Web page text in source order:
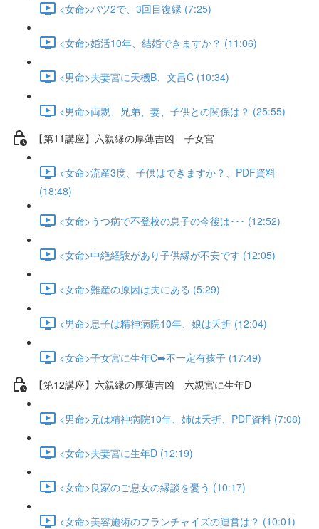
<女命>バツ2で、3回目復縁 (7:25)
<女命>婚活10年、結婚できますか？ (11:06)
<男命>夫妻宮に天機B、文昌C (10:34)
<男命>両親、兄弟、妻、子供との関係は？ (25:55)
【第11講座】六親縁の厚薄吉凶 子女宮
<女命>流産3度、子供はできますか？、PDF資料
(18:48)
<女命>うつ病で不登校の息子の今後は･･･ (12:52)
<女命>中絶経験があり子供縁が不安です (12:05)
<女命>難産の原因は夫にある (5:29)
<男命>息子は精神病院10年、娘は夭折 (12:04)
<女命>子女宮に生年C➡不一定有孩子 (17:49)
【第12講座】六親縁の厚薄吉凶 六親宮に生年D
<男命>兄は精神病院10年、姉は夭折、PDF資料 (7:08)
<女命>夫妻宮に生年D (12:19)
<女命>良家のご息女の縁談を憂う (10:17)
<女命>美容施術のフランチャイズの運営は？ (10:01)